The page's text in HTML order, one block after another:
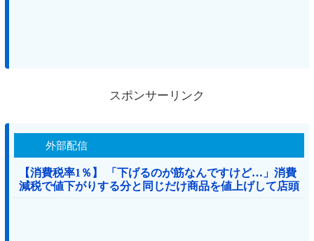
スポンサーリンク
外部配信
【消費税率1％】 「下げるのが筋なんですけど…」消費
減税で値下がりする分と同じだけ商品を値上げして店頭
価格を変えない店も